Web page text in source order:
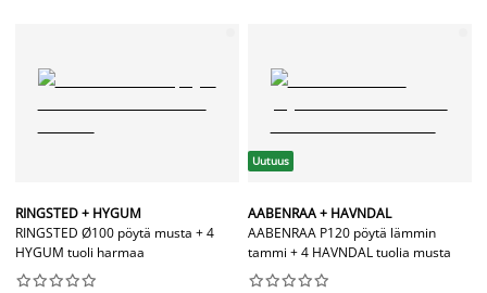
RINGSTED + HYGUM
RINGSTED Ø100 pöytä musta + 4
HYGUM tuoli harmaa






Uutuus
AABENRAA + HAVNDAL
AABENRAA P120 pöytä lämmin
tammi + 4 HAVNDAL tuolia musta





